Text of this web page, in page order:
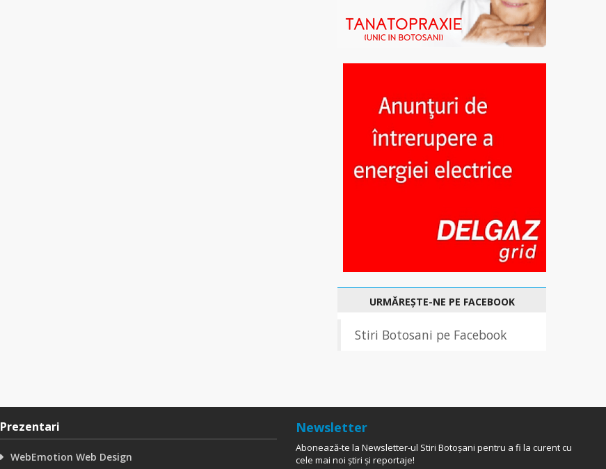
URMĂREȘTE-NE PE FACEBOOK
Stiri Botosani pe Facebook
Prezentari
WebEmotion Web Design
Newsletter
Abonează-te la Newsletter-ul Stiri Botoșani pentru a fi la curent cu
cele mai noi știri și reportaje!